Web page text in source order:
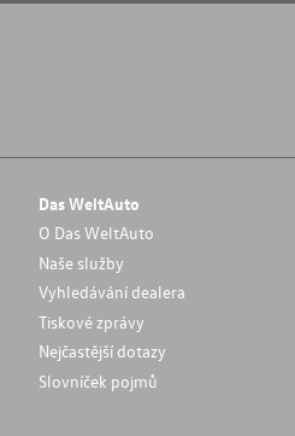
Das WeltAuto
O Das WeltAuto
Naše služby
Vyhledávání dealera
Tiskové zprávy
Nejčastější dotazy
Slovníček pojmů